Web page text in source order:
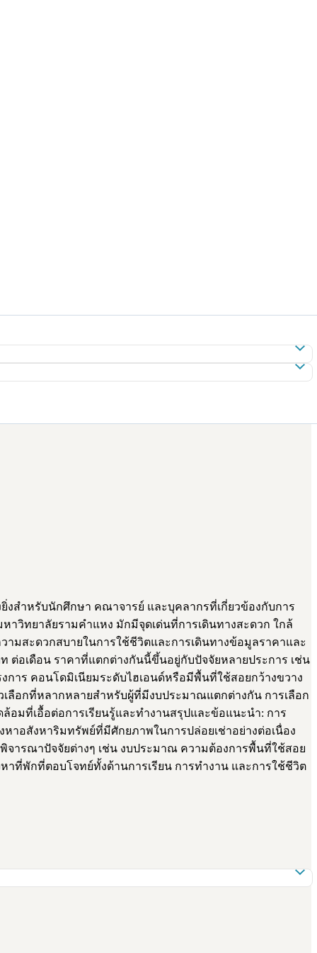
งสำหรับนักศึกษา คณาจารย์ และบุคลากรที่เกี่ยวข้องกับการ
วิทยาลัยรามคำแหง มักมีจุดเด่นที่การเดินทางสะดวก ใกล้
มสะดวกสบายในการใช้ชีวิตและการเดินทางข้อมูลราคาและ
ต่อเดือน ราคาที่แตกต่างกันนี้ขึ้นอยู่กับปัจจัยหลายประการ เช่น
าร คอนโดมิเนียมระดับไฮเอนด์หรือมีพื้นที่ใช้สอยกว้างขวาง
ลือกที่หลากหลายสำหรับผู้ที่มีงบประมาณแตกต่างกัน การเลือก
อมที่เอื้อต่อการเรียนรู้และทำงานสรุปและข้อแนะนำ: การ
อสังหาริมทรัพย์ที่มีศักยภาพในการปล่อยเช่าอย่างต่อเนื่อง
จารณาปัจจัยต่างๆ เช่น งบประมาณ ความต้องการพื้นที่ใช้สอย
ที่พักที่ตอบโจทย์ทั้งด้านการเรียน การทำงาน และการใช้ชีวิต